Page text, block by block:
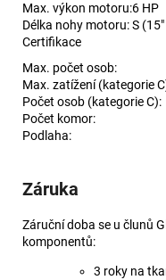
Max. výkon motoru:6 HP
Délka nohy motoru:S
Certifikace
Max. počet osob:
Max. zatížení (kategorie
Počet osob (kategorie C):
Počet komor:
Podlaha:
Záruka
Záruční doba se u člunů
komponentů:
3 roky na